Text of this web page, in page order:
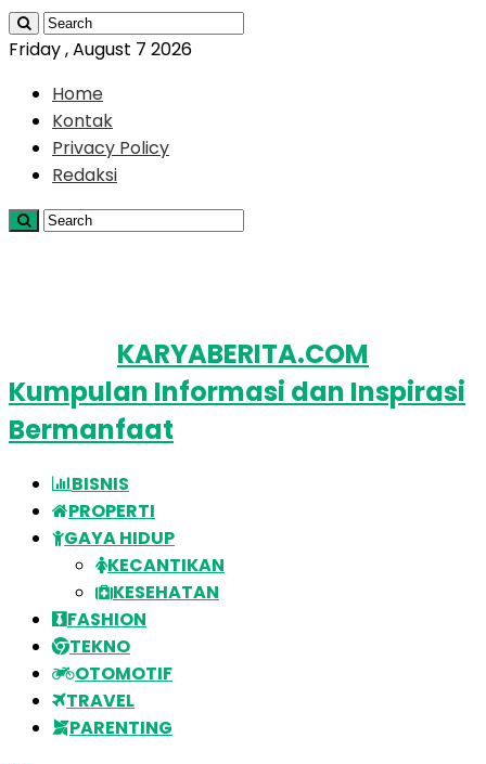
Friday , August 7 2026
Home
Kontak
Privacy Policy
Redaksi
KARYABERITA.COM
Kumpulan Informasi dan Inspirasi
Bermanfaat
BISNIS
PROPERTI
GAYA HIDUP
KECANTIKAN
KESEHATAN
FASHION
TEKNO
OTOMOTIF
TRAVEL
PARENTING